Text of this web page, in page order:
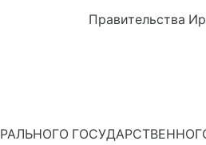
Правительства